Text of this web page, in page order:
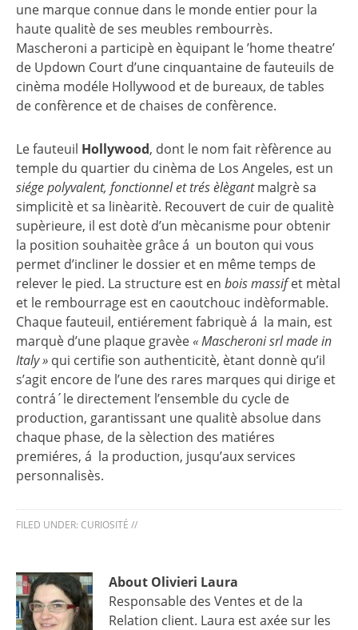
une marque connue dans le monde entier pour la
haute qualitè de ses meubles rembourrès.
Mascheroni a participè en èquipant le ’home theatre’
de Updown Court d’une cinquantaine de fauteuils de
cinèma modéle Hollywood et de bureaux, de tables
de confèrence et de chaises de confèrence.
Le fauteuil Hollywood, dont le nom fait rèfèrence au
temple du quartier du cinèma de Los Angeles, est un
siége polyvalent, fonctionnel et trés èlègantmalgrè sa
simplicitè et sa linèaritè. Recouvert de cuir de qualitè
supèrieure, il est dotè d’un mècanisme pour obtenir
la position souhaitèe grâce á un bouton qui vous
permet d’incliner le dossier et en même temps de
relever le pied. La structure est en bois massifet mètal
et le rembourrage est en caoutchouc indèformable.
Chaque fauteuil, entiérement fabriquè á la main, est
marquè d’une plaque gravèe« Mascheroni srl made in
Italy » qui certifie son authenticitè, ètant donnè qu’il
s’agit encore de l’une des rares marques qui dirige et
contrá´le directement l’ensemble du cycle de
production, garantissant une qualitè absolue dans
chaque phase, de la sèlection des matiéres
premiéres, á la production, jusqu’aux services
personnalisès.
FILED UNDER: CURIOSITÉ //
About Olivieri Laura
Responsable des Ventes et de la
Relation client. Laura est axée sur les